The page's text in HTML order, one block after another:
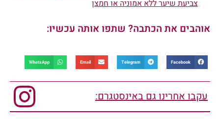
צביעת שיער ללא אמוניה או חמצן
אוהבים את הכתבה? שתפו אותה עכשיו:
Facebook
Telegram
Email
WhatsApp
עקבו אחרינו גם באינסטגרם: